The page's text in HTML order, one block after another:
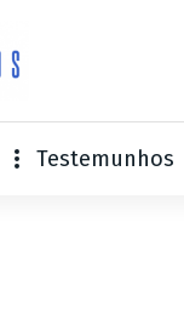
Testemunhos